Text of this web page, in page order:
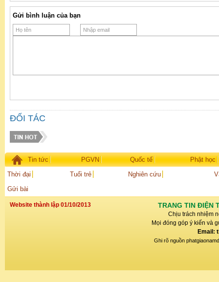
Gửi bình luận của bạn
ĐỐI TÁC
Tin tức PGVN Quốc tế
Phật học
Thời đại
Tuổi trẻ Nghiên cứu
Gửi bài
Website thành lập 01/10/2013 TRANG TIN ĐIỆN
Chịu trách nhiệm
Mọi đóng góp ý kiến và
Email:
Ghi rõ nguồn